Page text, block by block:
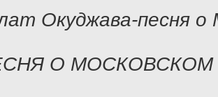
Окуджава-песня о
О МОСКОВСКОМ